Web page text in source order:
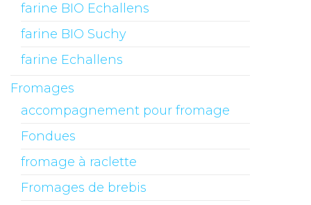
farine BIO Echallens
farine BIO Suchy
farine Echallens
Fromages
accompagnement pour fromage
Fondues
fromage à raclette
Fromages de brebis